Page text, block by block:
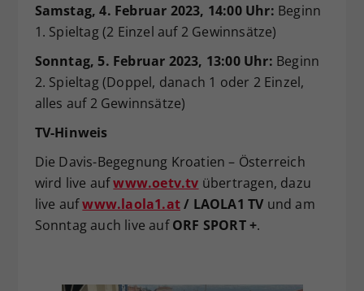
Samstag, 4. Februar 2023, 14:00 Uhr: Beginn
1. Spieltag (2 Einzel auf 2 Gewinnsätze)
Sonntag, 5. Februar 2023, 13:00 Uhr: Beginn
2. Spieltag (Doppel, danach 1 oder 2 Einzel,
alles auf 2 Gewinnsätze)
TV-Hinweis
Die Davis-Begegnung Kroatien – Österreich
wird live aufwww.oetv.tv übertragen, dazu
live aufwww.laola1.at/ LAOLA1 TV und am
Sonntag auch live aufORF SPORT +.